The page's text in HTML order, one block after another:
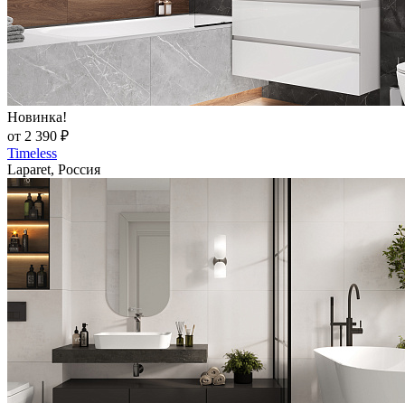
Новинка!
от 2 390 ₽
Timeless
Laparet, Россия